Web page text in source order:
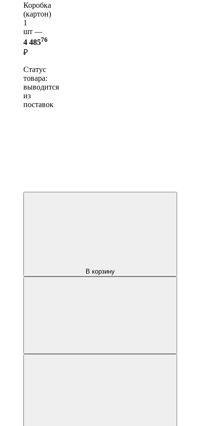
Коробка
(картон)
1
шт —
4 48576
₽
Статус
товара:
выводится
из
поставок
В корзину